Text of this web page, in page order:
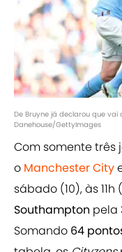
De Bruyne já declarou que vai
Danehouse/GettyImages
Com somente três
o Manchester City
sábado (10), às
Southampton pela
Somando 64